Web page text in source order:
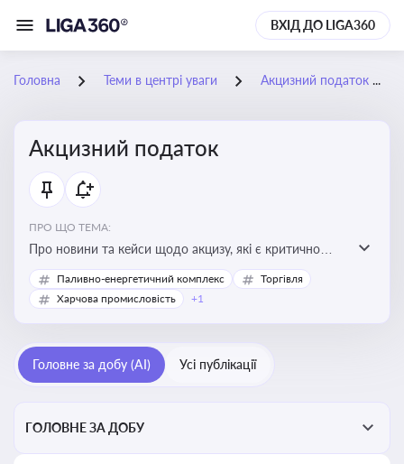
ВХІД ДО LIGA360
Головна Теми в центрі уваги Акцизний податок
Акцизний податок
ПРО ЩО ТЕМА:
Про новини та кейси щодо акцизу, які є критично
важливим для підприємств, які імпортують,
виробляють або реалізують підакцизну продукцію, з
Паливно-енергетичний комплекс
Торгівля
Харчова промисловість
+1
Головне за добу (AI) Усі публікації
ГОЛОВНЕ ЗА ДОБУ